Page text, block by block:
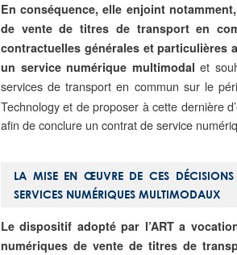
En conséquence, elle enjoint
de vente de titres de transport en
contractuelles générales et particulières
un service numérique multimodal et
services de transport en commun sur le
Technology et de proposer à cette dernière
afin de conclure un contrat de service
LA MISE EN ŒUVRE DE CES DÉCISIONS
SERVICES NUMÉRIQUES MULTIMODAUX
Le dispositif adopté par l’ART a
numériques de vente de titres de